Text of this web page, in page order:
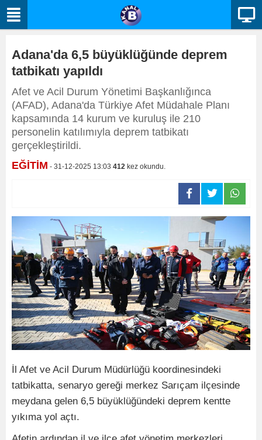
Adana'da 6,5 büyüklüğünde deprem
tatbikatı yapıldı
Afet ve Acil Durum Yönetimi Başkanlığınca
(AFAD), Adana'da Türkiye Afet Müdahale Planı
kapsamında 14 kurum ve kuruluş ile 210
personelin katılımıyla deprem tatbikatı
gerçekleştirildi.
EĞİTİM - 31-12-2025 13:03 412 kez okundu.
İl Afet ve Acil Durum Müdürlüğü koordinesindeki
tatbikatta, senaryo gereği merkez Sarıçam ilçesinde
meydana gelen 6,5 büyüklüğündeki deprem kentte
yıkıma yol açtı.